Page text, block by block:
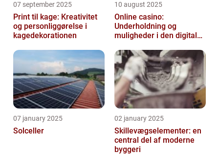
07 september 2025
Print til kage: Kreativitet
og personliggørelse i
kagedekorationen
10 august 2025
Online casino:
Underholdning og
muligheder i den digitale
07 january 2025
Solceller
02 january 2025
Skillevægselementer: en
central del af moderne
byggeri